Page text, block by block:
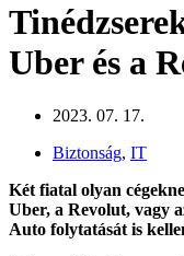
Uber és a
2023. 07. 17.
Biztonság, IT
Két fiatal olyan
Uber, a Revolut, vagy
Auto folytatását is